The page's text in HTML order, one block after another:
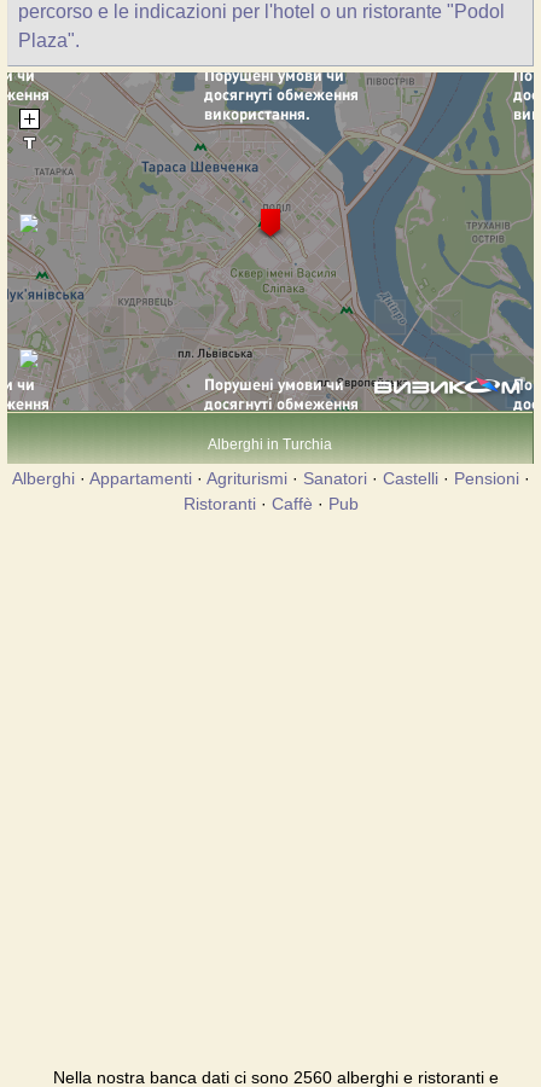
percorso e le indicazioni per l'hotel o un ristorante "Podol
Plaza".
Alberghi in Turchia
Alberghi· Appartamenti· Agriturismi· Sanatori· Castelli· Pensioni·
Ristoranti· Caffè · Pub
Nella nostra banca dati ci sono 2560 alberghi e ristoranti e